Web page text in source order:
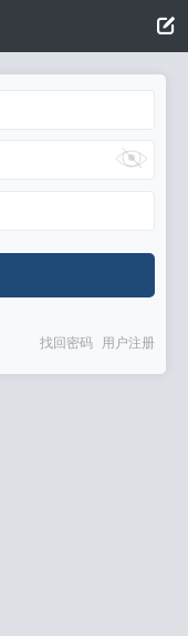
找回密码 用户注册